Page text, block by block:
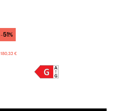
-51%
180,32 €